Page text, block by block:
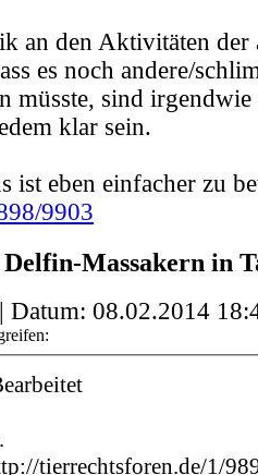
an den Aktivitäten der
es noch andere/
müsste, sind
klar sein.
ist eben einfacher zu
9903
Delfin-Massakern in
Datum: 08.02.2014
tierrechtsforen.de/1/